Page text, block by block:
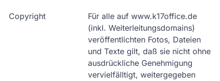
Copyright
Für alle auf www.k17office.de
(inkl. Weiterleitungsdomains)
veröffentlichten Fotos, Dateien
und Texte gilt, daß sie nicht ohne
ausdrückliche Genehmigung
vervielfälltigt, weitergegeben